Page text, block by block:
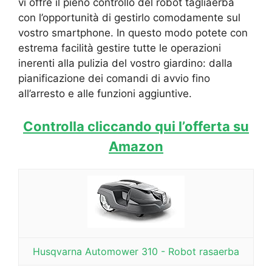
con l’opportunità di gestirlo comodamente sul
vostro smartphone. In questo modo potete con
estrema facilità gestire tutte le operazioni
inerenti alla pulizia del vostro giardino: dalla
pianificazione dei comandi di avvio fino
all’arresto e alle funzioni aggiuntive.
Controlla cliccando qui l’offerta su
Amazon
Husqvarna Automower 310 - Robot rasaerba